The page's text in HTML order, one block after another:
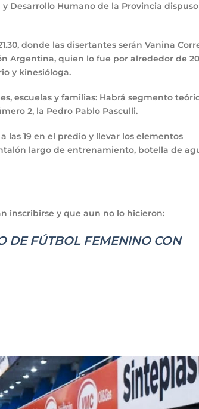
Desarrollo Humano de la Provincia dispuso
donde las disertantes serán Vanina
Argentina, quien lo fue por alrededor de 20
y kinesióloga.
escuelas y familias: Habrá segmento
2, la Pedro Pablo Pasculli.
las 19 en el predio y llevar los elementos
largo de entrenamiento, botella de
inscribirse y que aun no lo hicieron:
DE FÚTBOL FEMENINO CON